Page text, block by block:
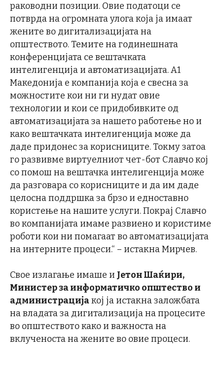
раководни позиции. Овие податоци се
потврда на огромната улога која ја имаат
жените во дигитализацијата на
општеството. Темите на годинешната
конференцијата се вештачката
интелигенција и автоматизацијата. А1
Македонија е компанија која е свесна за
можностите кои ни ги нудат овие
технологии и кои се придобивките од
автоматизацијата за нашето работење но и
како вештачката интелигенција може да
даде придонес за корисниците. Токму затоа
го развивме виртуелниот чет-бот Славчо кој
со помош на вештачка интелигенција може
да разговара со корисниците и да им даде
целосна поддршка за брзо и едноставно
користење на нашите услуги. Покрај Славчо
во компанијата имаме развиено и користиме
роботи кои ни помагаат во автоматизацијата
на интерните процеси.“ – истакна Мирчев.
Свое излагање имаше и Јетон Шаќири,
Министер за информатичко општество и
администрацијакој ја истакна заложбата
на владата за дигитализација на процесите
во општеството како и важноста на
вклученоста на жените во овие процеси.